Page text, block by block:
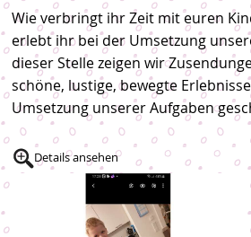
Wie verbringt ihr Zeit mit euren
erlebt ihr bei der Umsetzung
dieser Stelle zeigen wir
schöne, lustige, bewegte
Umsetzung unserer Aufgaben
Details ansehen